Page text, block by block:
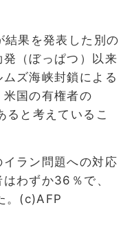
結果を発表した別の
（ぼっぱつ）以来
ズ海峡封鎖による
国の有権者の
と考えているこ
ラン問題への対応
わずか36％で、
。(c)AFP